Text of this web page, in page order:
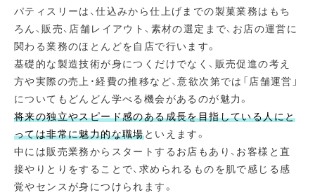
パティスリーは、仕込みから仕上げまでの製菓業務はもち
ろん、販売、店舗レイアウト、素材の選定まで、お店の運営に
関わる業務のほとんどを自店で行います。
基礎的な製造技術が身につくだけでなく、販売促進の考え
方や実際の売上・経費の推移など、意欲次第では「店舗運営」
についてもどんどん学べる機会があるのが魅力。
将来の独立やスピード感のある成長を目指している人にと
っては非常に魅力的な職場といえます。
中には販売業務からスタートするお店もあり、お客様と直
接やりとりをすることで、求められるものを肌で感じる感
覚やセンスが身につけられます。